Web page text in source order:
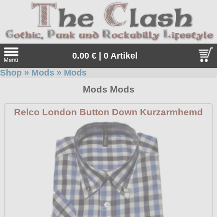
0.00 € | 0 Artikel
Angebote
Sonderangebote
Geschenketipps
Gratis
Kleidung/Gothic
alle Artikel
Girlblusen
Punkrock
Shop » Mods » Mods
Mods Mods
Relco London Button Down Kurzarmhemd